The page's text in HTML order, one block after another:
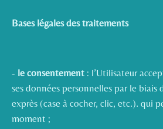
Bases légales des traitements
- le consentement : l’Utilisateur
ses données personnelles par le biais
exprès (case à cocher, clic, etc.). qui
moment ;